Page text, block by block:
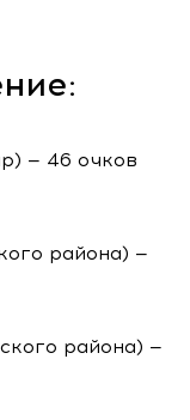
— 46 очков
района) —
района) —